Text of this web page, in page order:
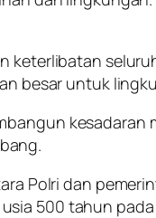
keterlibatan
besar untuk
kesadaran
Polri dan
500 tahun